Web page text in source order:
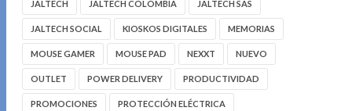
JALTECH JALTECH COLOMBIA JALTECH SAS
JALTECH SOCIAL KIOSKOS DIGITALES MEMORIAS
MOUSE GAMER MOUSE PAD NEXXT NUEVO
OUTLET POWER DELIVERY PRODUCTIVIDAD
PROMOCIONES PROTECCIÓN ELÉCTRICA